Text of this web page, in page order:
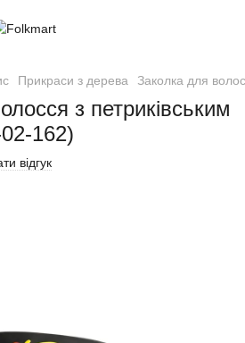
Прикраси з дерева Заколка для
з петриківським
162)
відгук